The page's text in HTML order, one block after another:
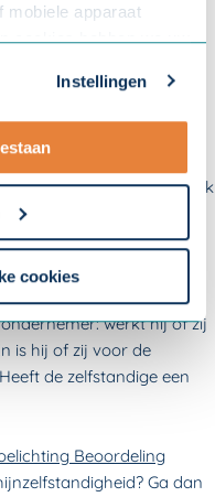
mobiele apparaat
cookies hebben we uw
wij uw gegevens
en onze
wijzigen, klikt u op
Instellingen
cookies
medewerkers in
Wordt iemand
de zelfstandige het werk
zij iets niet goed
werkt hij of zij
is hij of zij voor de
de zelfstandige een
Beoordeling
Ga dan